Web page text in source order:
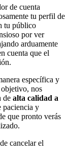
de cuenta
tu perfil de
tu público
por ver
arduamente
cuenta que el
específica y
nos
de alta calidad a
paciencia y
que pronto verás
cancelar el